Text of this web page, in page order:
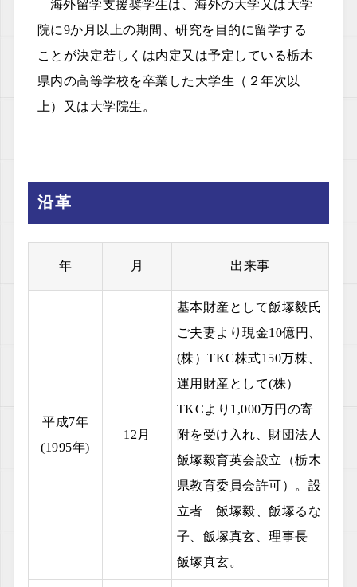
海外留学支援奨学生は、海外の大学又は大学
院に9か月以上の期間、研究を目的に留学する
ことが決定若しくは内定又は予定している栃木
県内の高等学校を卒業した大学生（２年次以
上）又は大学院生。
沿革
年 月 出来事
平成7年
(1995年)
12月
基本財産として飯塚毅氏
ご夫妻より現金10億円、
(株）TKC株式150万株、
運用財産として(株）
TKCより1,000万円の寄
附を受け入れ、財団法人
飯塚毅育英会設立（栃木
県教育委員会許可）。設
立者 飯塚毅、飯塚るな
子、飯塚真玄、理事長
飯塚真玄。